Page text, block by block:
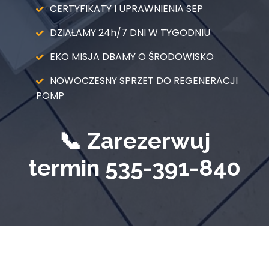
CERTYFIKATY I UPRAWNIENIA SEP
DZIAŁAMY 24h/7 DNI W TYGODNIU
EKO MISJA DBAMY O ŚRODOWISKO
NOWOCZESNY SPRZET DO REGENERACJI
POMP
📞 Zarezerwuj
termin 535-391-840